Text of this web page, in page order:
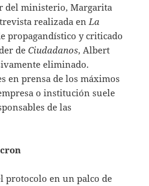
del ministerio, Margarita
realizada enLa
propagandístico y criticado
deCiudadanos, Albert
eliminado.
en prensa de los máximos
o institución suele
de las
protocolo en un palco de